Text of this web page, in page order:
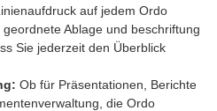
auf jedem Ordo
Ablage und beschriftung
Sie jederzeit den Überblick
Ob für Präsentationen, Berichte
die Ordo